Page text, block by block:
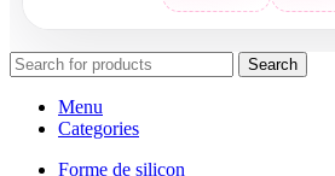
Search
Menu
Categories
Forme de silicon